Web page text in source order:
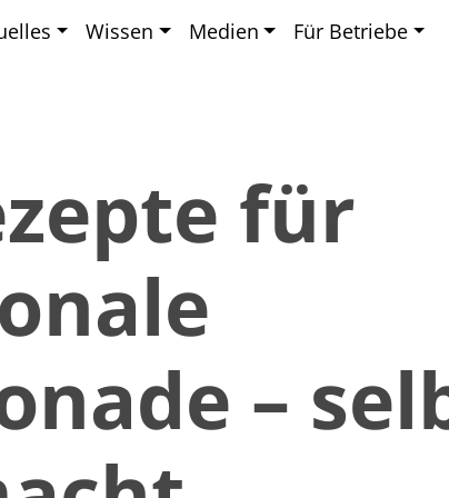
Wissen Medien Für Betriebe
für
–